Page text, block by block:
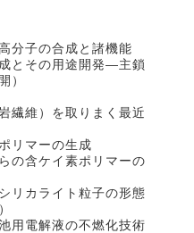
分子の合成と諸機能
とその用途開発―主鎖
）
繊維）を取りまく最近
リマーの生成
の含ケイ素ポリマーの
リカライト粒子の形態
用電解液の不燃化技術